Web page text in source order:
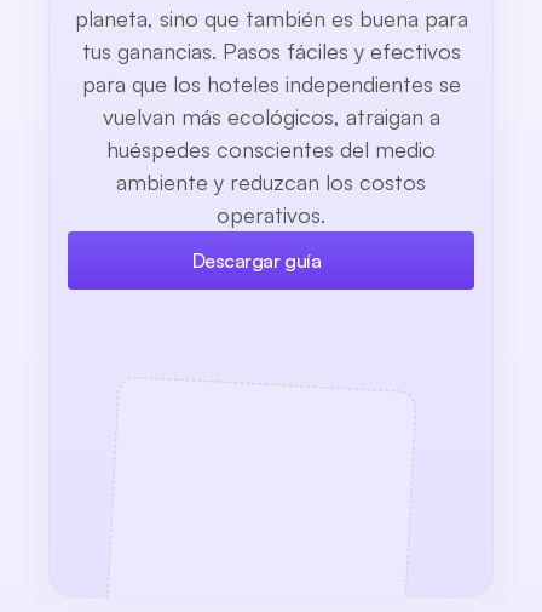
planeta, sino que también es buena para
tus ganancias. Pasos fáciles y efectivos
para que los hoteles independientes se
vuelvan más ecológicos, atraigan a
huéspedes conscientes del medio
ambiente y reduzcan los costos
operativos.
Descargar guía